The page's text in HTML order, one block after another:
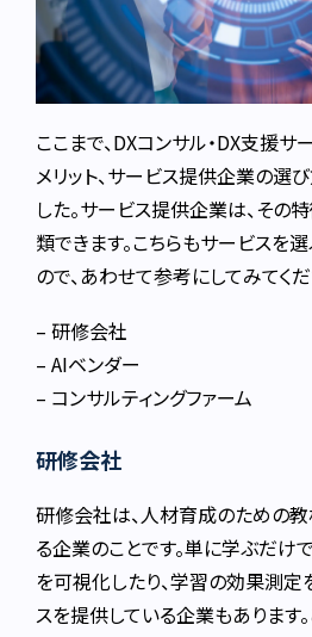
ここまで、DXコンサル・DX支援サ
メリット、サービス提供企業の選
した。サービス提供企業は、その
類できます。こちらもサービスを
ので、あわせて参考にしてみてくだ
– 研修会社
– AIベンダー
– コンサルティングファーム
研修会社
研修会社は、人材育成のための
る企業のことです。単に学ぶだけ
を可視化したり、学習の効果測
スを提供している企業もあります